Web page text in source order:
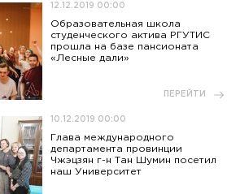
12.12.2019 00:00
Образовательная школа
студенческого актива РГУТИС
прошла на базе пансионата
«Лесные дали»
ПЕРЕЙТИ
10.12.2019 00:00
Глава международного
департамента провинции
Чжэцзян г-н Тан Шумин посетил
наш Университет